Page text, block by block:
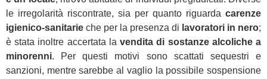
le irregolarità riscontrate, sia per quanto riguarda carenze
igienico-sanitarie che per la presenza di lavoratori in nero;
è stata inoltre accertata lavendita di sostanze alcoliche a
minorenni. Per questi motivi sono scattati sequestri e
sanzioni, mentre sarebbe al vaglio la possibile sospensione